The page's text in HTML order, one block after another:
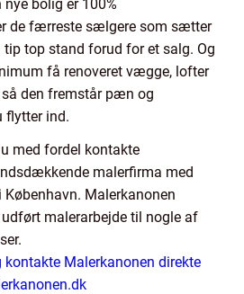
bolig er 100%
de færreste sælgere som sætter
tip top stand forud for et salg. Og
få renoveret vægge, lofter
den fremstår pæn og
flytter ind.
med fordel kontakte
malerfirma med
Malerkanonen
malerarbejde til nogle af
Malerkanonen direkte